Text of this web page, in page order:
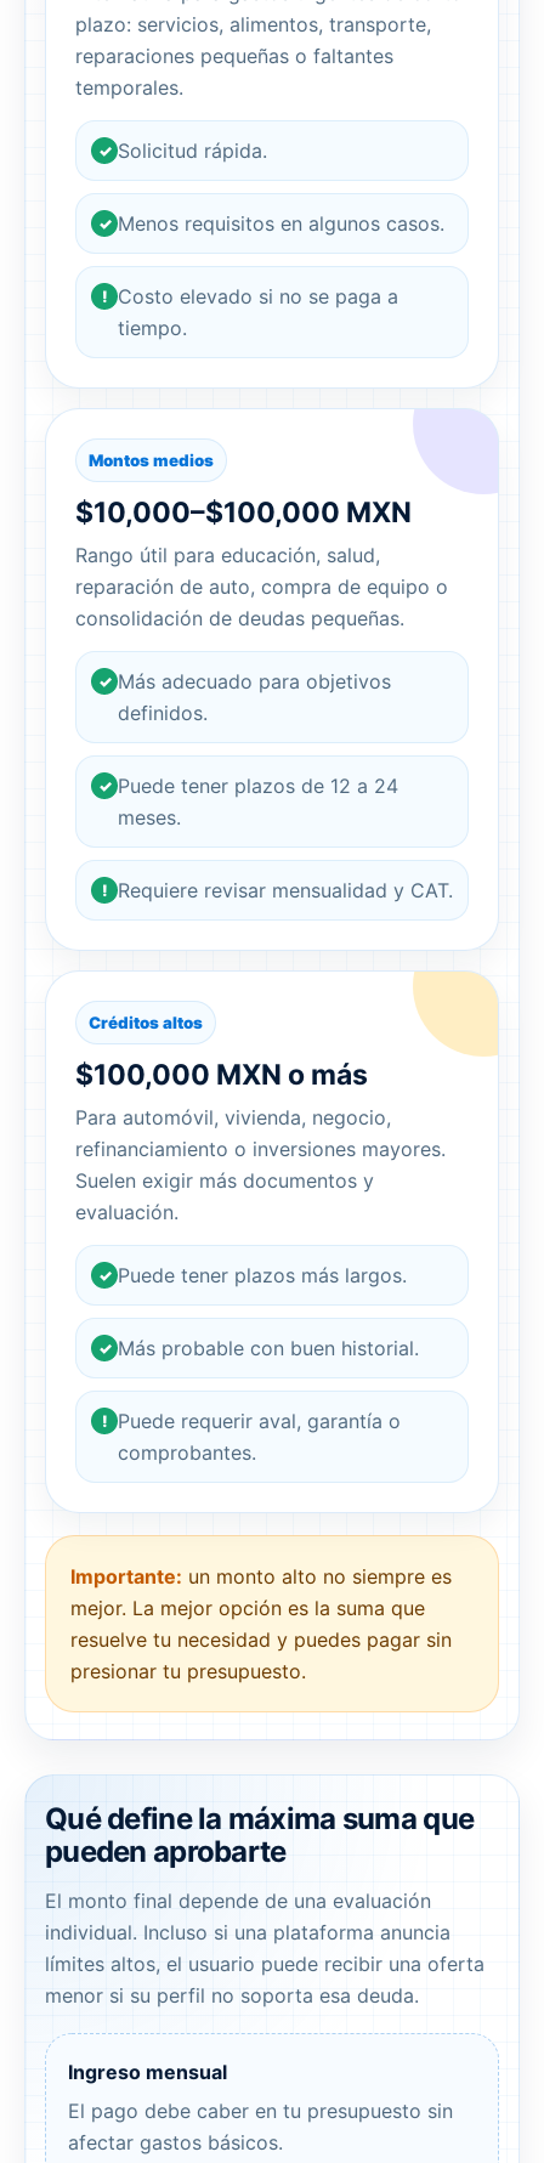
plazo: servicios, alimentos, transporte,
reparaciones pequeñas o faltantes
temporales.
✓ Solicitud rápida.
✓ Menos requisitos en algunos casos.
!
Costo elevado si no se paga a
tiempo.
Montos medios
$10,000–$100,000 MXN
Rango útil para educación, salud,
reparación de auto, compra de equipo o
consolidación de deudas pequeñas.
✓ Más adecuado para objetivos
definidos.
✓ Puede tener plazos de 12 a 24
meses.
! Requiere revisar mensualidad y CAT.
Créditos altos
$100,000 MXN o más
Para automóvil, vivienda, negocio,
refinanciamiento o inversiones mayores.
Suelen exigir más documentos y
evaluación.
✓ Puede tener plazos más largos.
✓ Más probable con buen historial.
!
Puede requerir aval, garantía o
comprobantes.
Importante: un monto alto no siempre es
mejor. La mejor opción es la suma que
resuelve tu necesidad y puedes pagar sin
presionar tu presupuesto.
Qué define la máxima suma que
pueden aprobarte
El monto final depende de una evaluación
individual. Incluso si una plataforma anuncia
límites altos, el usuario puede recibir una oferta
menor si su perfil no soporta esa deuda.
Ingreso mensual
El pago debe caber en tu presupuesto sin
afectar gastos básicos.